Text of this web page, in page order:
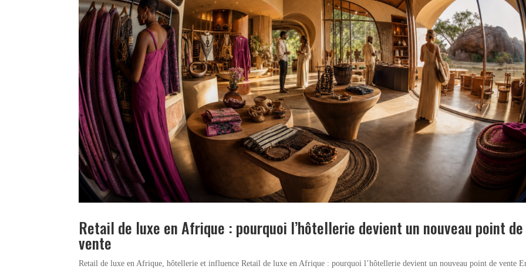
Retail de luxe en Afrique : pourquoi l’hôtellerie devient un nouveau point de
vente
Retail de luxe en Afrique, hôtellerie et influence Retail de luxe en Afrique : pourquoi l’hôtellerie devient un nouveau point de vente